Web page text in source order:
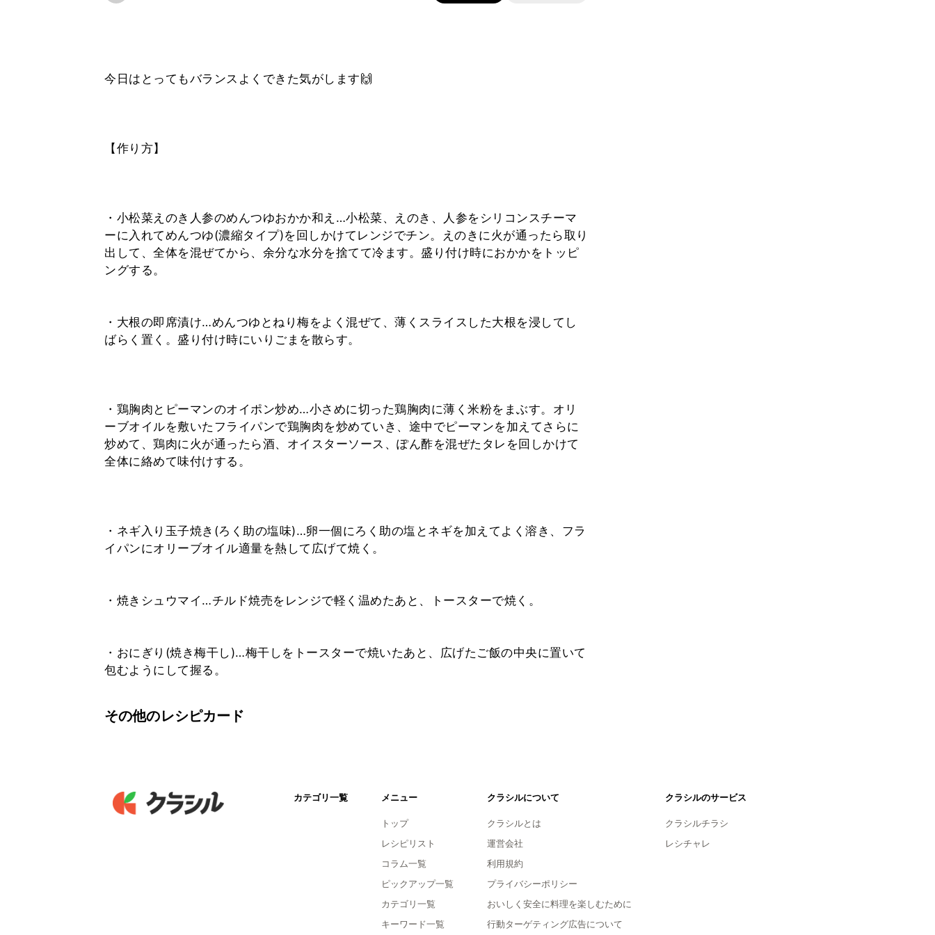
今日はとってもバランスよくできた気がします🙌
【作り方】
・小松菜えのき人参のめんつゆおかか和え…小松菜、えのき、人参をシリコンスチーマ
ーに入れてめんつゆ(濃縮タイプ)を回しかけてレンジでチン。えのきに火が通ったら取り
出して、全体を混ぜてから、余分な水分を捨てて冷ます。盛り付け時におかかをトッピ
ングする。
・大根の即席漬け…めんつゆとねり梅をよく混ぜて、薄くスライスした大根を浸してし
ばらく置く。盛り付け時にいりごまを散らす。
・鶏胸肉とピーマンのオイポン炒め…小さめに切った鶏胸肉に薄く米粉をまぶす。オリ
ーブオイルを敷いたフライパンで鶏胸肉を炒めていき、途中でピーマンを加えてさらに
炒めて、鶏肉に火が通ったら酒、オイスターソース、ぽん酢を混ぜたタレを回しかけて
全体に絡めて味付けする。
・ネギ入り玉子焼き(ろく助の塩味)…卵一個にろく助の塩とネギを加えてよく溶き、フラ
イパンにオリーブオイル適量を熱して広げて焼く。
・焼きシュウマイ…チルド焼売をレンジで軽く温めたあと、トースターで焼く。
・おにぎり(焼き梅干し)…梅干しをトースターで焼いたあと、広げたご飯の中央に置いて
包むようにして握る。
その他のレシピカード
カテゴリ一覧 メニュー
トップ
レシピリスト
コラム一覧
ピックアップ一覧
カテゴリ一覧
キーワード一覧
クラシルについて
クラシルとは
運営会社
利用規約
プライバシーポリシー
おいしく安全に料理を楽しむために
行動ターゲティング広告について
クラシルのサービス
クラシルチラシ
レシチャレ